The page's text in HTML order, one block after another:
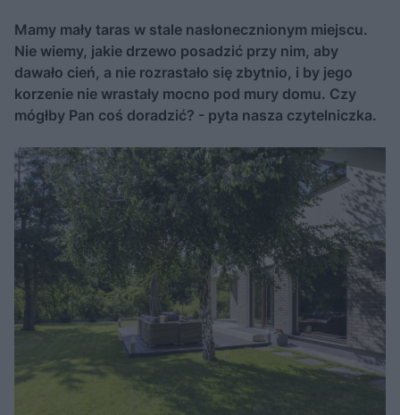
Mamy mały taras w stale nasłonecznionym miejscu.
Nie wiemy, jakie drzewo posadzić przy nim, aby
dawało cień, a nie rozrastało się zbytnio, i by jego
korzenie nie wrastały mocno pod mury domu. Czy
mógłby Pan coś doradzić? - pyta nasza czytelniczka.